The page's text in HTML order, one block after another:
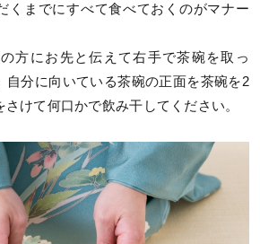
くまでにすべて食べておくのがマナー
方にお先と伝えて右手で茶碗を取っ
自分に向いている茶碗の正面を茶碗を2
けて何口かで飲み干してください。